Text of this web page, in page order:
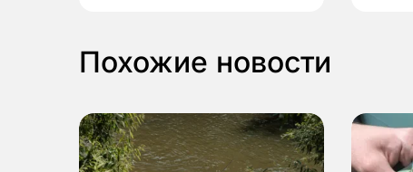
Похожие новости